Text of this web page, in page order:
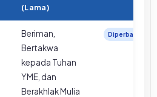
(Lama)
Beriman,
Bertakwa
kepada Tuhan
YME, dan
Berakhlak Mulia
Diperbarui